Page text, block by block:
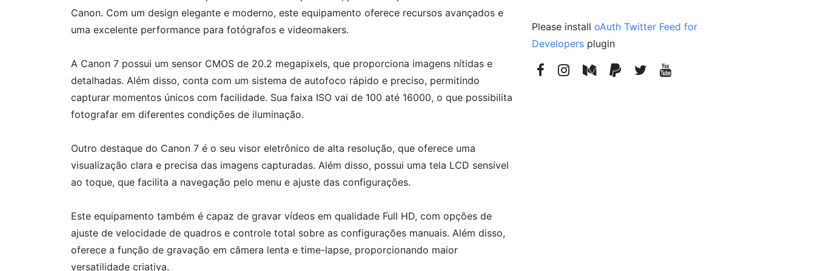
Canon. Com um design elegante e moderno, este equipamento oferece recursos avançados e
uma excelente performance para fotógrafos e videomakers.
A Canon 7 possui um sensor CMOS de 20.2 megapixels, que proporciona imagens nítidas e
detalhadas. Além disso, conta com um sistema de autofoco rápido e preciso, permitindo
capturar momentos únicos com facilidade. Sua faixa ISO vai de 100 até 16000, o que possibilita
fotografar em diferentes condições de iluminação.
Outro destaque do Canon 7 é o seu visor eletrônico de alta resolução, que oferece uma
visualização clara e precisa das imagens capturadas. Além disso, possui uma tela LCD sensível
ao toque, que facilita a navegação pelo menu e ajuste das configurações.
Este equipamento também é capaz de gravar vídeos em qualidade Full HD, com opções de
ajuste de velocidade de quadros e controle total sobre as configurações manuais. Além disso,
oferece a função de gravação em câmera lenta e time-lapse, proporcionando maior
versatilidade criativa.
Please install oAuth Twitter Feed for
Developers plugin